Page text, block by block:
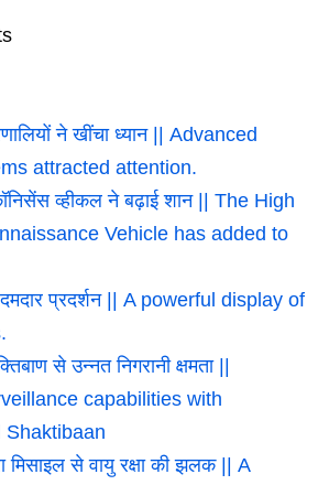
ने खींचा ध्यान || Advanced
attracted attention.
व्हीकल ने बढ़ाई शान || The High
Vehicle has added to
प्रदर्शन || A powerful display of
से उन्नत निगरानी क्षमता ||
capabilities with
Shaktibaan
से वायु रक्षा की झलक || A